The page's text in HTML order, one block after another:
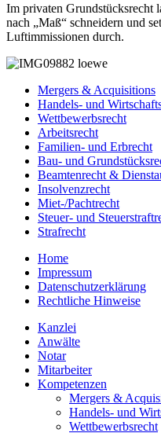
Im privaten Grundstücksrecht
nach „Maß“ schneidern und
Luftimmissionen durch.
Mergers & Acquisitions
Handels- und
Wettbewerbsrecht
Arbeitsrecht
Familien- und Erbrecht
Bau- und
Beamtenrecht &
Insolvenzrecht
Miet-/Pachtrecht
Steuer- und
Strafrecht
Home
Impressum
Datenschutzerklärung
Rechtliche Hinweise
Kanzlei
Anwälte
Notar
Mitarbeiter
Kompetenzen
Mergers &
Handels- und
Wettbewerbsrecht